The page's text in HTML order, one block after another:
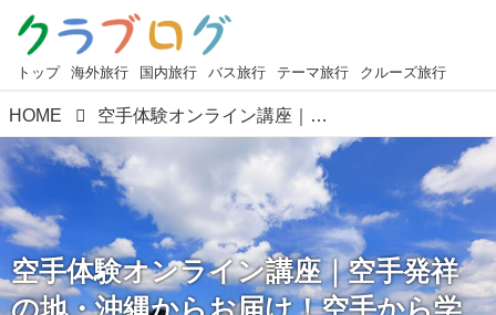
トップ 海外旅行 国内旅行 バス旅行 テーマ旅行 クルーズ旅行
HOME 空手体験オンライン講座｜空手発祥の地・沖縄からお届け！空手から学ぶ3つの技術
空手体験オンライン講座｜空手発祥
の地・沖縄からお届け！空手から学